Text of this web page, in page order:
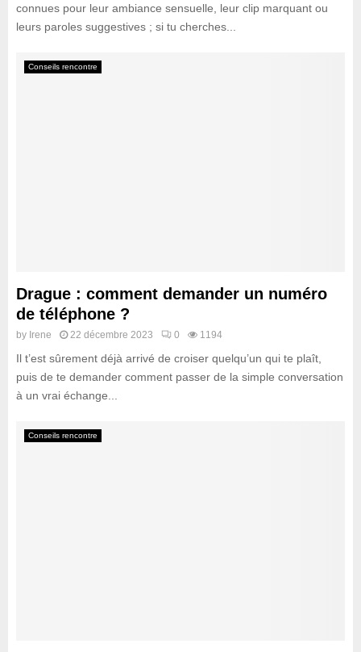
connues pour leur ambiance sensuelle, leur clip marquant ou
leurs paroles suggestives ; si tu cherches...
Conseils rencontre
Drague : comment demander un numéro
de téléphone ?
by Irene 22 décembre 2023 0 1194
Il t’est sûrement déjà arrivé de croiser quelqu’un qui te plaît,
puis de te demander comment passer de la simple conversation
à un vrai échange...
Conseils rencontre